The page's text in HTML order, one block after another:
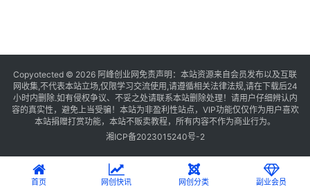
Copyotected © 2026 阿峰创业网 免责声明：本站资源来自会员发布以及互联
网收集,不代表本站立场,仅限学习交流使用,请遵循相关法律法规,请在下载后24
小时内删除.如有侵权争议、不妥之处请联系本站删除处理！请用户仔细辨认内
容的真实性，避免上当受骗！本站为非盈利性站点，VIP功能仅仅作为用户喜欢
本站捐赠打赏功能，本站不贩卖教程，所有内容不作为商业行为。
湘ICP备2023015240号-2
首页 网创快讯 网创分类 副业会员